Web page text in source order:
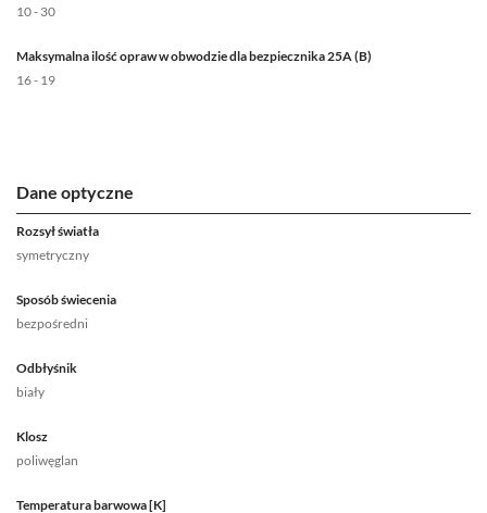
10 - 30
Maksymalna ilość opraw w obwodzie dla bezpiecznika 25A (B)
16 - 19
Dane optyczne
Rozsył światła
symetryczny
Sposób świecenia
bezpośredni
Odbłyśnik
biały
Klosz
poliwęglan
Temperatura barwowa [K]